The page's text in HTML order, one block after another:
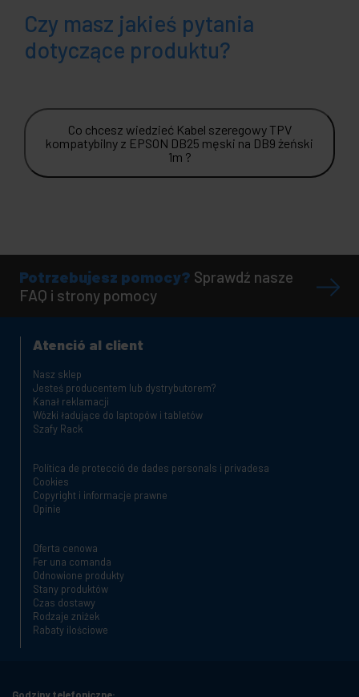
Czy masz jakieś pytania
dotyczące produktu?
Co chcesz wiedzieć Kabel szeregowy TPV
kompatybilny z EPSON DB25 męski na DB9 żeński
1m ?
Potrzebujesz pomocy? Sprawdź nasze
FAQ i strony pomocy
Atenció al client
Nasz sklep
Jesteś producentem lub dystrybutorem?
Kanał reklamacji
Wózki ładujące do laptopów i tabletów
Szafy Rack
Política de protecció de dades personals i privadesa
Cookies
Copyright i informacje prawne
Opinie
Oferta cenowa
Fer una comanda
Odnowione produkty
Stany produktów
Czas dostawy
Rodzaje zniżek
Rabaty ilościowe
Godziny telefoniczne: